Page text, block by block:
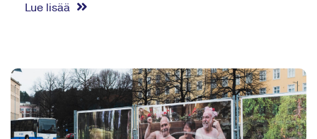
Lue lisää